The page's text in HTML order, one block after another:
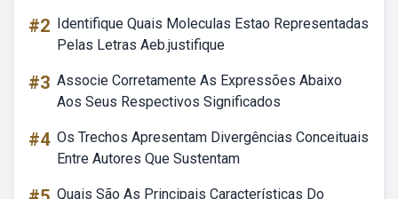
#2 Identifique Quais Moleculas Estao Representadas
Pelas Letras Aeb.justifique
#3 Associe Corretamente As Expressões Abaixo
Aos Seus Respectivos Significados
#4 Os Trechos Apresentam Divergências Conceituais
Entre Autores Que Sustentam
Quais São As Principais Características Do